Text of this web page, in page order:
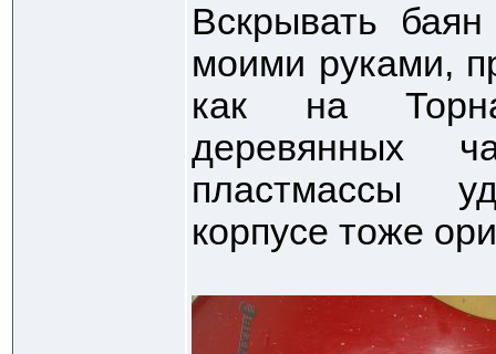
Вскрывать
моими руками,
как на
деревянных
пластмассы
корпусе тоже